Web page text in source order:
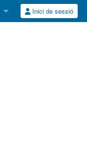
Inici de sessió